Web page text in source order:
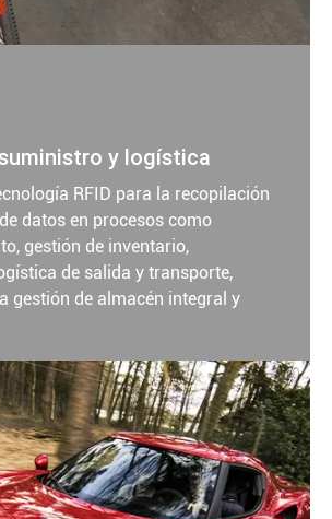
y logística
RFID para la recopilación
datos en procesos como
gestión de inventario,
de salida y transporte,
gestión de almacén integral y